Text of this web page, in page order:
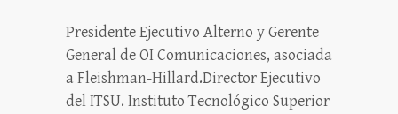
Presidente Ejecutivo Alterno y Gerente
General de OI Comunicaciones, asociada
a Fleishman-Hillard.Director Ejecutivo
del ITSU. Instituto Tecnológico Superior